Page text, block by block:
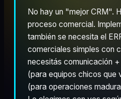
No hay un "mejor CRM".
proceso comercial.
también se necesita el
comerciales simples con
necesitás comunicación
(para equipos chicos que
(para operaciones